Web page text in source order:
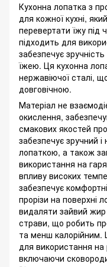
Кухонна лопатка з
для кожної кухні,
перевертати їжу під
підходить для
забезпечує
їжею. Ця кухонна
нержавіючої сталі,
довговічною.
Матеріал не
окислення,
смакових якостей
забезпечує зручний
лопаткою, а також
використання на
впливу високих
забезпечує
прорізи на поверхні
видаляти зайвий жир
страви, що робить
та менш калорійним.
для використання на
включаючи